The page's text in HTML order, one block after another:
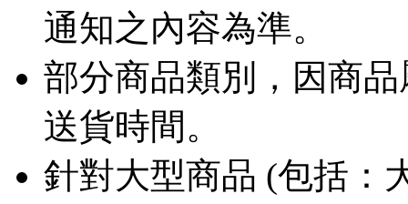
通知之內容為準。
部分商品類別，因商
送貨時間。
針對大型商品 (包括：